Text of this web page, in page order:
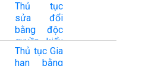
Thủ tục
sửa đổi
bằng độc
quyền kiểu
dáng công
Thủ tục Gia
hạn bằng